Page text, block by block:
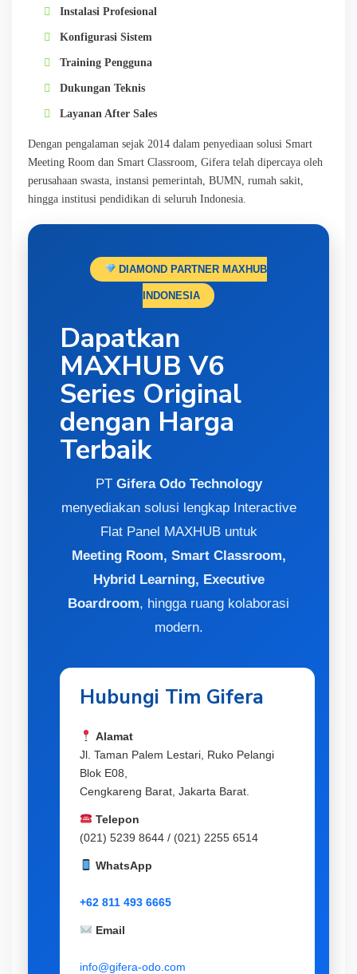
Instalasi Profesional
Konfigurasi Sistem
Training Pengguna
Dukungan Teknis
Layanan After Sales
Dengan pengalaman sejak 2014 dalam penyediaan solusi Smart
Meeting Room dan Smart Classroom, Gifera telah dipercaya oleh
perusahaan swasta, instansi pemerintah, BUMN, rumah sakit,
hingga institusi pendidikan di seluruh Indonesia.
DIAMOND PARTNER MAXHUB
INDONESIA
Dapatkan
MAXHUB V6
Series Original
dengan Harga
Terbaik
PT Gifera Odo Technology
menyediakan solusi lengkap Interactive
Flat Panel MAXHUB untuk
Meeting Room, Smart Classroom,
Hybrid Learning, Executive
Boardroom, hingga ruang kolaborasi
modern.
Hubungi Tim Gifera
Alamat
Jl. Taman Palem Lestari, Ruko Pelangi
Blok E08,
Cengkareng Barat, Jakarta Barat.
Telepon
(021) 5239 8644 / (021) 2255 6514
WhatsApp
+62 811 493 6665
Email
info@gifera-odo.com